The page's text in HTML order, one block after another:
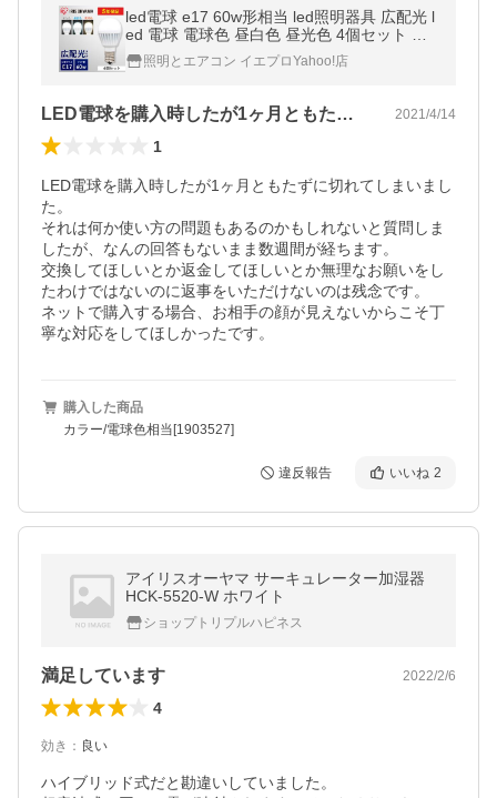
led電球 e17 60w形相当 led照明器具 広配光 l
ed 電球 電球色 昼白色 昼光色 4個セット ア
イリスオーヤマ
照明とエアコン イエプロYahoo!店
LED電球を購入時したが1ヶ月ともたず… 2021/4/14
1
LED電球を購入時したが1ヶ月ともたずに切れてしまいまし
た。
それは何か使い方の問題もあるのかもしれないと質問しま
したが、なんの回答もないまま数週間が経ちます。
交換してほしいとか返金してほしいとか無理なお願いをし
たわけではないのに返事をいただけないのは残念です。
ネットで購入する場合、お相手の顔が見えないからこそ丁
寧な対応をしてほしかったです。
購入した商品
カラー/電球色相当[1903527]
違反報告 いいね 2
アイリスオーヤマ サーキュレーター加湿器
HCK-5520-W ホワイト
ショップトリプルハピネス
満足しています 2022/2/6
4
効き ： 良い
ハイブリッド式だと勘違いしていました。